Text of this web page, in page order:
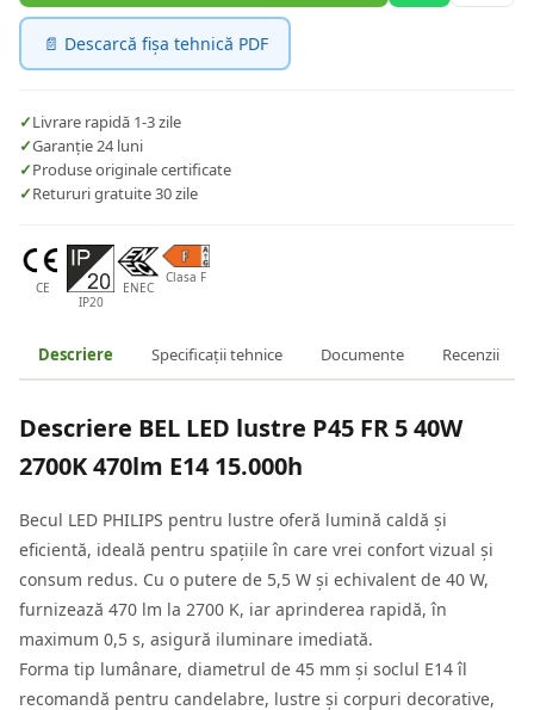
📄 Descarcă fișa tehnică PDF
✓Livrare rapidă 1-3 zile
✓Garanție 24 luni
✓Produse originale certificate
✓Retururi gratuite 30 zile
CE
IP20
ENEC
Clasa F
Descriere Specificații tehnice Documente Recenzii
Descriere BEL LED lustre P45 FR 5 40W
2700K 470lm E14 15.000h
Becul LED PHILIPS pentru lustre oferă lumină caldă și
eficientă, ideală pentru spațiile în care vrei confort vizual și
consum redus. Cu o putere de 5,5 W și echivalent de 40 W,
furnizează 470 lm la 2700 K, iar aprinderea rapidă, în
maximum 0,5 s, asigură iluminare imediată.
Forma tip lumânare, diametrul de 45 mm și soclul E14 îl
recomandă pentru candelabre, lustre și corpuri decorative,